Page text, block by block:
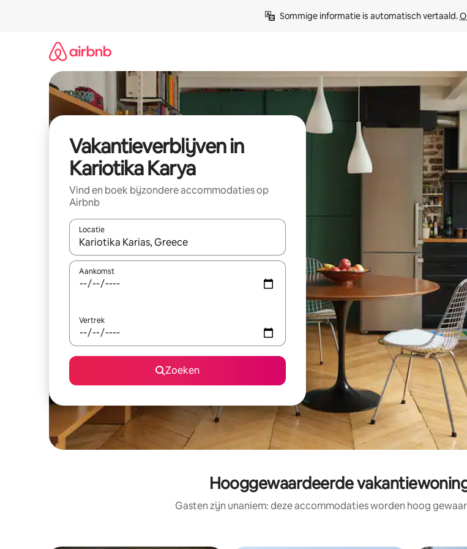
Sommige informatie is automatisch vertaald.
Vakantieverblijven in
Kariotika Karya
Vind en boek bijzondere accommodaties op
Airbnb
Locatie
Wanneer er resultaten beschikbaar zijn, maak je een keuze met je de pijltjestoetsen omhoog en
Aankomst
Vertrek
Zoeken
Hooggewaardeerde
Gasten zijn unaniem: deze accommodaties worden hoog